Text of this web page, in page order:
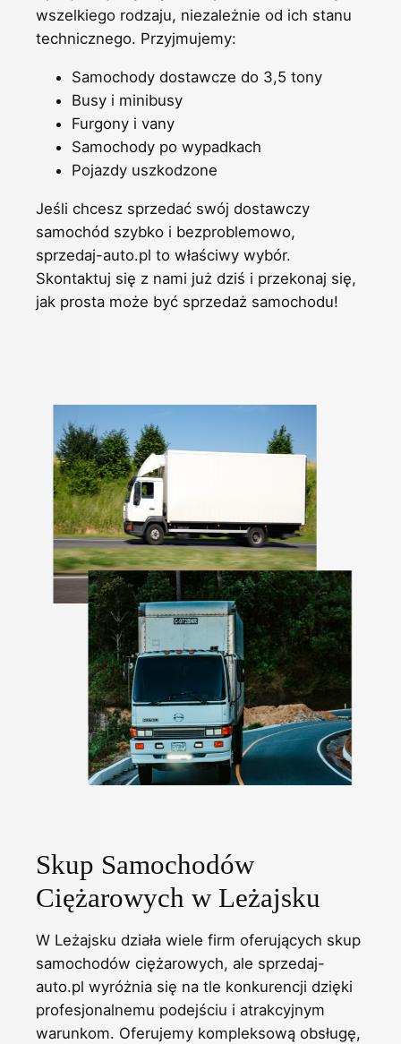
wszelkiego rodzaju, niezależnie od ich stanu
technicznego. Przyjmujemy:
Samochody dostawcze do 3,5 tony
Busy i minibusy
Furgony i vany
Samochody po wypadkach
Pojazdy uszkodzone
Jeśli chcesz sprzedać swój dostawczy
samochód szybko i bezproblemowo,
sprzedaj-auto.pl to właściwy wybór.
Skontaktuj się z nami już dziś i przekonaj się,
jak prosta może być sprzedaż samochodu!
Skup Samochodów
Ciężarowych w Leżajsku
W Leżajsku działa wiele firm oferujących skup
samochodów ciężarowych, ale sprzedaj-
auto.pl wyróżnia się na tle konkurencji dzięki
profesjonalnemu podejściu i atrakcyjnym
warunkom. Oferujemy kompleksową obsługę,